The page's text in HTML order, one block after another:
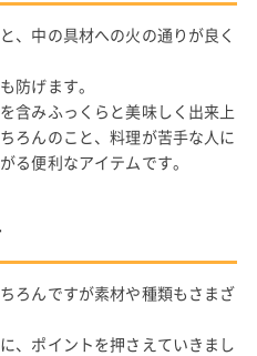
、中の具材への火の通りが良く
防げます。
含みふっくらと美味しく出来上
ろんのこと、料理が苦手な人に
る便利なアイテムです。
ろんですが素材や種類もさまざ
、ポイントを押さえていきまし